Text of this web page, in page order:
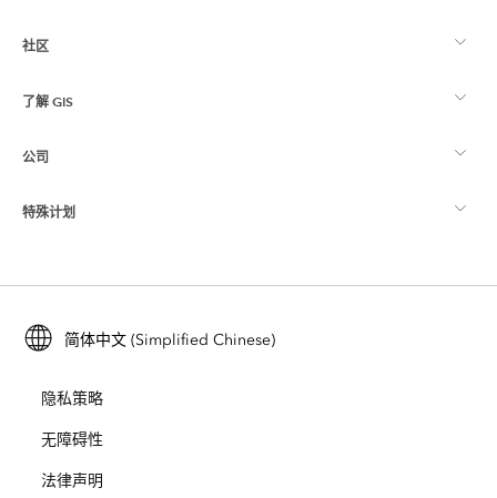
ArcGIS 概览
制图
Esri Store
社区
Esri 社区
ArcGIS 博客
用户研究和测试
Esri 年轻专家关系网
了解 GIS
什么是 GIS？
位置智能
培训
ArcUser
ArcNews
ArcWatch
公司
关于 Esri
招贤纳士
开放视野
特殊计划
ArcGIS for Student Use
保护
简体中文 (Simplified Chinese)
隐私策略
无障碍性
法律声明